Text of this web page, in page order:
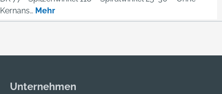
Kernans… Mehr
Unternehmen